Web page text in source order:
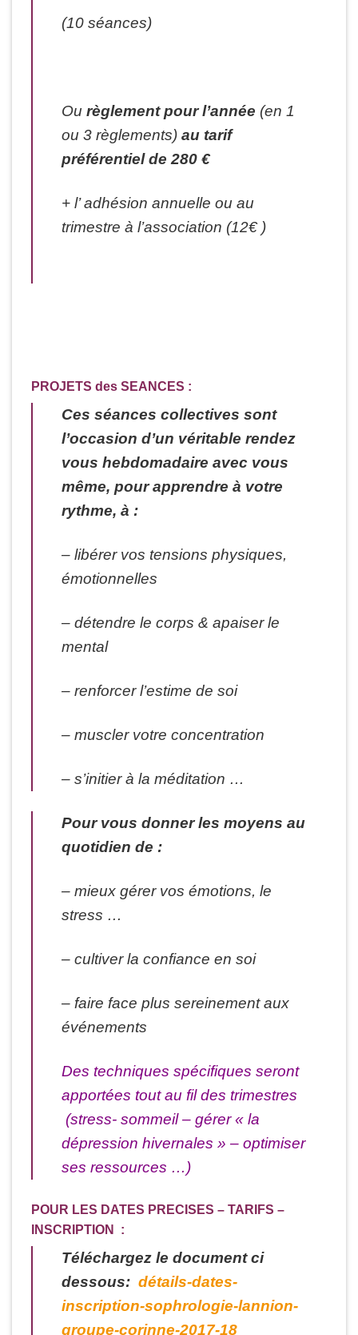
(10 séances)
Ou règlement pour l’année (en 1
ou 3 règlements) au tarif
préférentiel de 280 €
+ l’ adhésion annuelle ou au
trimestre à l’association (12€ )
PROJETS des SEANCES :
Ces séances collectives sont
l’occasion d’un véritable rendez
vous hebdomadaire avec vous
même, pour apprendre à votre
rythme, à :
– libérer vos tensions physiques,
émotionnelles
– détendre le corps & apaiser le
mental
– renforcer l’estime de soi
– muscler votre concentration
– s’initier à la méditation …
Pour vous donner les moyens au
quotidien de :
– mieux gérer vos émotions, le
stress …
– cultiver la confiance en soi
– faire face plus sereinement aux
événements
Des techniques spécifiques seront
apportées tout au fil des trimestres
(stress- sommeil – gérer « la
dépression hivernales » – optimiser
ses ressources …)
POUR LES DATES PRECISES – TARIFS –
INSCRIPTION :
Téléchargez le document ci
dessous: détails-dates-
inscription-sophrologie-lannion-
groupe-corinne-2017-18